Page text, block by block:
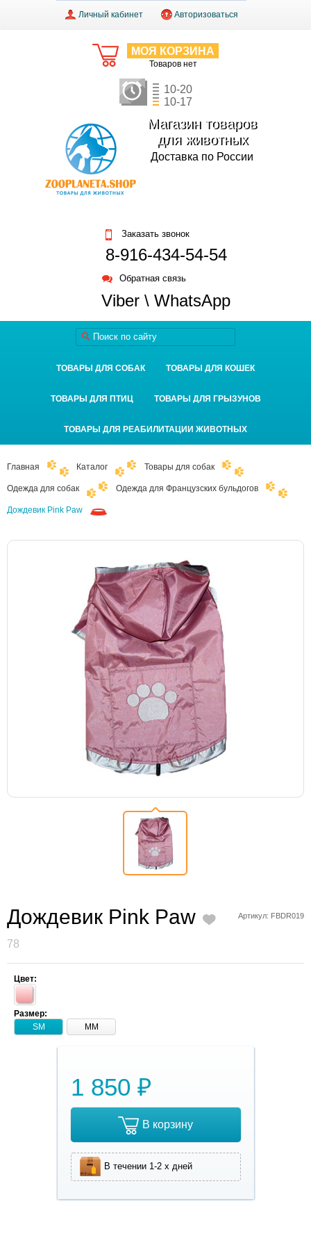
Личный кабинет Авторизоваться
МОЯ КОРЗИНА
Товаров нет
10-20
10-17
Магазин товаров
для животных
Доставка по России
Заказать звонок
8-916-434-54-54
Обратная связь
Viber \ WhatsApp
ТОВАРЫ ДЛЯ СОБАК ТОВАРЫ ДЛЯ КОШЕК
ТОВАРЫ ДЛЯ ПТИЦ ТОВАРЫ ДЛЯ ГРЫЗУНОВ
ТОВАРЫ ДЛЯ РЕАБИЛИТАЦИИ ЖИВОТНЫХ
Главная Каталог Товары для собак
Одежда для собак Одежда для Французских бульдогов
Дождевик Pink Paw
Артикул: FBDR019
Дождевик Pink Paw
78
Цвет:
Размер:
SM
MM
1 850 ₽
В корзину
В течении 1-2 х дней